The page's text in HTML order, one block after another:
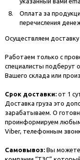
Оплата за
перечисления
Осуществляем
Работаем только с
специалисты подберут
Вашего склада или
Срок доставки: от 1
Доставка груза это
зарабатываем. О
проинформируем любым
Viber, телефонным
Самовывоз: Вы можете